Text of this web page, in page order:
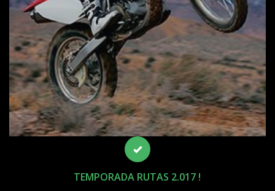
TEMPORADA RUTAS 2.017 !